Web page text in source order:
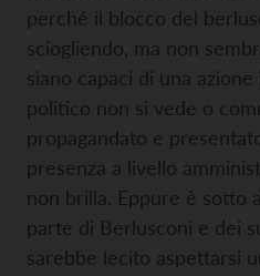
perché il blocco del
sciogliendo, ma non
siano capaci di una
politico non si vede o
propagandato e
presenza a livello
non brilla. Eppure è sotto
parte di Berlusconi e dei
sarebbe lecito aspettarsi